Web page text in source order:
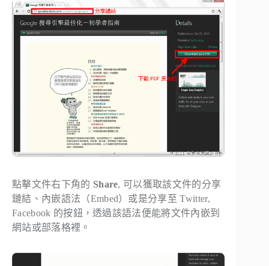
點擊文件右下角的 Share, 可以獲取該文件的分享
鏈結、內嵌語法（Embed）或是分享至 Twitter,
Facebook 的按鈕，透過該語法便能將文件內嵌到
網站或部落格裡。